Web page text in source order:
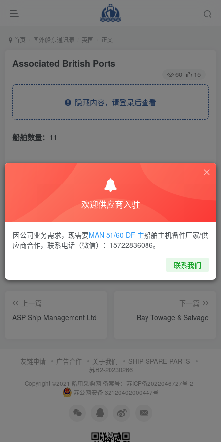
首页 国外船东通讯录 英国 正文
Associated British Ports
60 15
隐藏内容，请登录后查看
船舶数量： 11
THE END
喜欢就支持一下吧
上一篇
ASP Ship Management Ltd
下一篇
Bay Towage & Salvage
友链申请 广告合作 关于我们
SHIP SPARE PARTS
苏B2-20230266
Copyright ©2021 船用采购网 备案号：苏ICP备2022046727号-2
苏公网安备 32120402000447号
欢迎供应商入驻
因公司业务需求，现需要MAN 51/60 DF 主船舶主机备件厂家/供
应商合作，联系电话（微信）：15722836086。
联系我们